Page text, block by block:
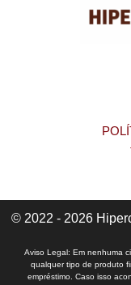
© 2022 - 2026
Aviso Legal: Em nenhuma
qualquer tipo de produto
empréstimo. Caso isso